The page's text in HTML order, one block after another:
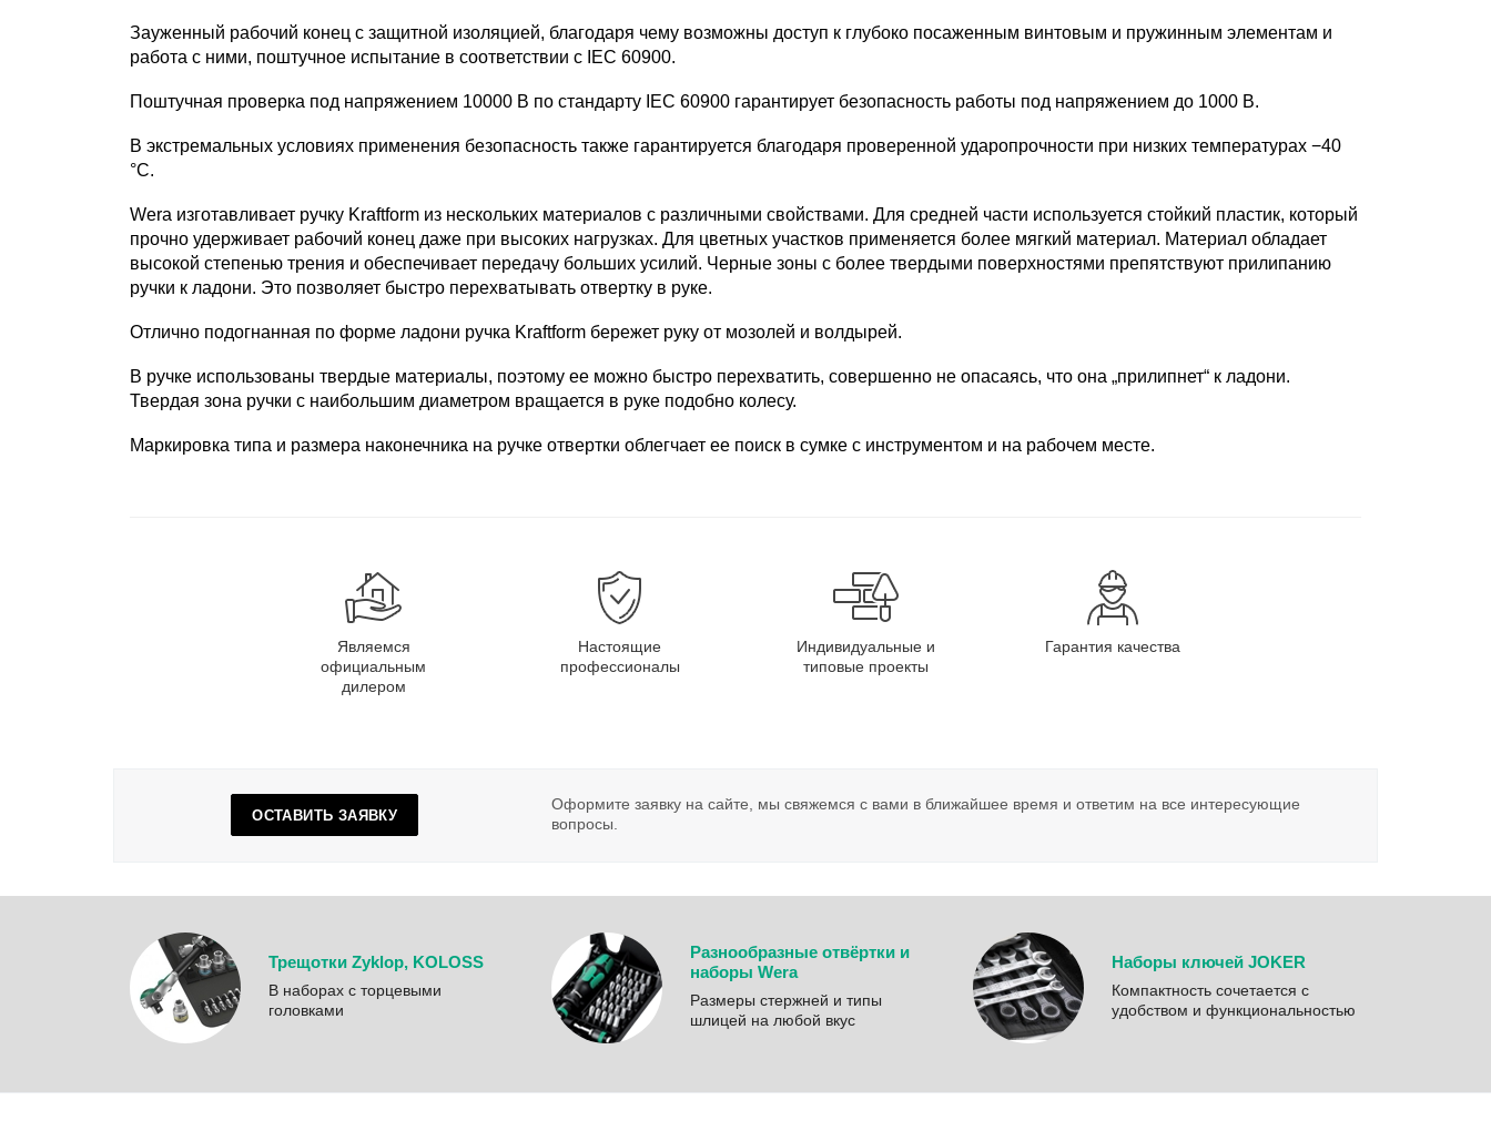
Зауженный рабочий конец с защитной изоляцией, благодаря чему возможны доступ к глубоко посаженным винтовым и пружинным элементам и
работа с ними, поштучное испытание в соответствии с IEC 60900.
Поштучная проверка под напряжением 10000 В по стандарту IEC 60900 гарантирует безопасность работы под напряжением до 1000 B.
В экстремальных условиях применения безопасность также гарантируется благодаря проверенной ударопрочности при низких температурах −40
°C.
Wera изготавливает ручку Kraftform из нескольких материалов с различными свойствами. Для средней части используется стойкий пластик, который
прочно удерживает рабочий конец даже при высоких нагрузках. Для цветных участков применяется более мягкий материал. Материал обладает
высокой степенью трения и обеспечивает передачу больших усилий. Черные зоны с более твердыми поверхностями препятствуют прилипанию
ручки к ладони. Это позволяет быстро перехватывать отвертку в руке.
Отлично подогнанная по форме ладони ручка Kraftform бережет руку от мозолей и волдырей.
В ручке использованы твердые материалы, поэтому ее можно быстро перехватить, совершенно не опасаясь, что она „прилипнет“ к ладони.
Твердая зона ручки с наибольшим диаметром вращается в руке подобно колесу.
Маркировка типа и размера наконечника на ручке отвертки облегчает ее поиск в сумке с инструментом и на рабочем месте.
Являемся
официальным
дилером
Настоящие
профессионалы
Индивидуальные и
типовые проекты
Гарантия качества
ОСТАВИТЬ ЗАЯВКУ
Оформите заявку на сайте, мы свяжемся с вами в ближайшее время и ответим на все интересующие
вопросы.
Трещотки Zyklop, KOLOSS
B наборах с торцевыми
головками
Разнообразные отвёртки и
наборы Wera
Размеры стержней и типы
шлицей на любой вкус
Наборы ключей JOKER
Компактность сочетается с
удобством и функциональностью